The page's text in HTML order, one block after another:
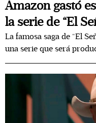
Amazon gastó
la serie de “El
La famosa saga de “El
una serie que será